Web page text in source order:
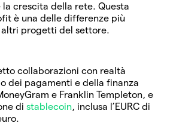
crescita della rete. Questa
è una delle differenze più
progetti del settore.
collaborazioni con realtà
dei pagamenti e della finanza
e Franklin Templeton, e
di stablecoin, inclusa l’EURC di